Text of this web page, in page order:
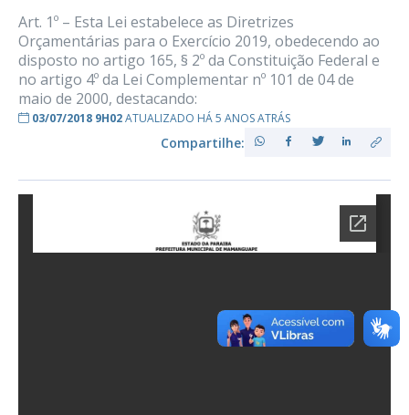
Art. 1º – Esta Lei estabelece as Diretrizes
Orçamentárias para o Exercício 2019, obedecendo ao
disposto no artigo 165, § 2º da Constituição Federal e
no artigo 4º da Lei Complementar nº 101 de 04 de
maio de 2000, destacando:
03/07/2018 9H02ATUALIZADO HÁ 5 ANOS ATRÁS
Compartilhe: